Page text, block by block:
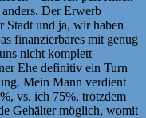
anders. Der Erwerb
Stadt und ja, wir haben
finanzierbares mit genug
nicht komplett
Ehe definitiv ein Turn
Mein Mann verdient
vs. ich 75%, trotzdem
Gehälter möglich, womit